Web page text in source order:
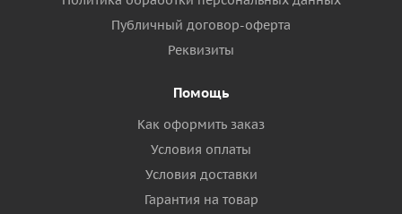
Публичный договор-оферта
Реквизиты
Помощь
Как оформить заказ
Условия оплаты
Условия доставки
Гарантия на товар